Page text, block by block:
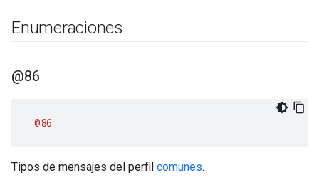
Enumeraciones
@86
@86
Tipos de mensajes del perfil comunes.